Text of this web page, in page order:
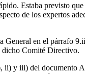
Estaba previsto
de los expertos
en el párrafo
dicho Comité Directivo.
ii) y iii) del